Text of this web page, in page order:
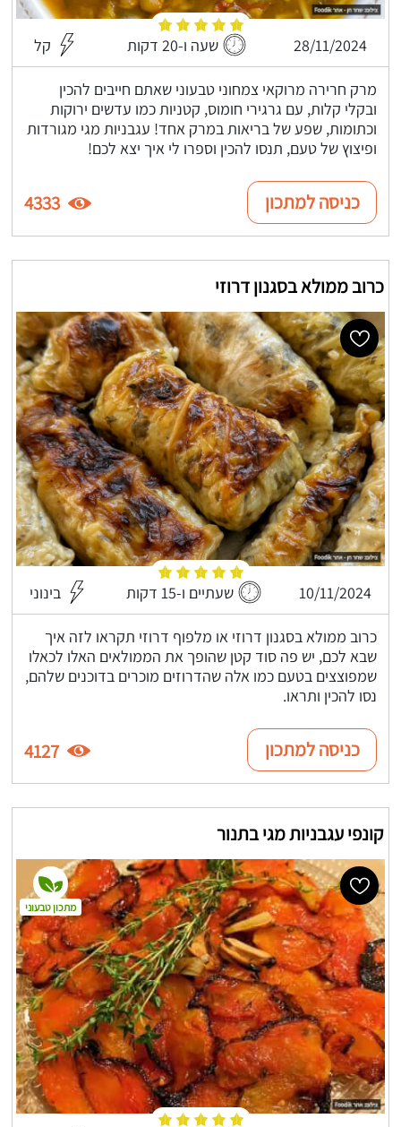
28/11/2024 שעה ו-20 דקות קל
מרק חרירה מרוקאי צמחוני טבעוני שאתם חייבים להכין
ובקלי קלות, עם גרגירי חומוס, קטניות כמו עדשים ירוקות
וכתומות, שפע של בריאות במרק אחד! עגבניות מגי מגורדות
ופיצוץ של טעם, תנסו להכין וספרו לי איך יצא לכם!
כניסה למתכון 4333
כרוב ממולא בסגנון דרוזי
10/11/2024 שעתיים ו-15 דקות בינוני
כרוב ממולא בסגנון דרוזי או מלפוף דרוזי תקראו לזה איך
שבא לכם, יש פה סוד קטן שהופך את הממולאים האלו לכאלו
שמפוצצים בטעם כמו אלה שהדרוזים מוכרים בדוכנים שלהם,
נסו להכין ותראו.
כניסה למתכון 4127
קונפי עגבניות מגי בתנור
מתכון טבעוני